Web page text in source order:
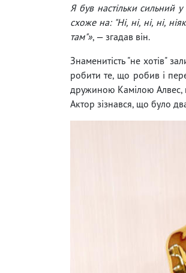
Я був настільки сильний
схоже на: "Ні, ні, ні, ні,
там"», — згадав він.
Знаменитість "не хотів"
робити те, що робив і
дружиною Камілою Алвес,
Актор зізнався, що було